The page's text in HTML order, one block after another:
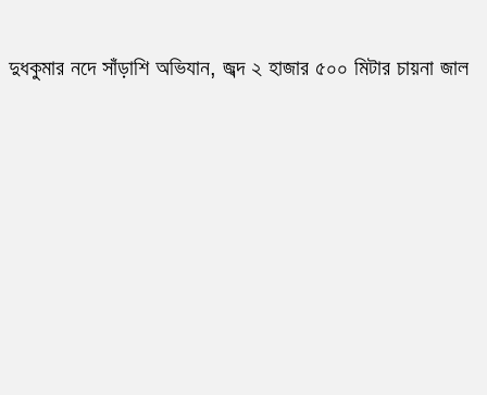
দুধকুমার নদে সাঁড়াশি অভিযান, জব্দ ২ হাজার ৫০০ মিটার চায়না জাল